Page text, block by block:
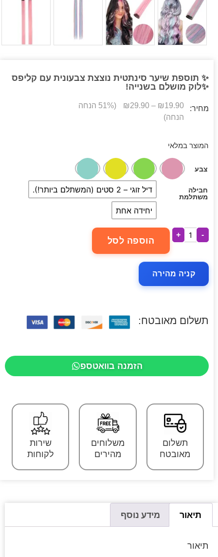
✨ תוספת שיער סינתטית נוצצת צבעונית עם קליפס
✨לוק מושלם בשנייה!
מחיר: ₪19.90
–
₪29.90
(51% הנחה
הנחה)
המוצר במלאי
צבע
חבילה
משתלמת
דיל זוגי – 2 סטים (המשתלם ביותר!).
יחידה אחת
-
+
הוספה לסל
קניה מהירה
תשלום מאובטח:
הזמנה בוואטספ
תשלום
מאובטח
משלוחים
מהירים
שירות
לקוחות
תיאור מידע נוסף
תיאור